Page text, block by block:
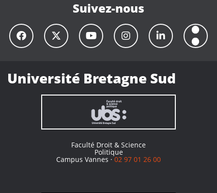
Suivez-nous
Université Bretagne Sud
Faculté Droit & Science
Politique
Campus Vannes ·02 97 01 26 00